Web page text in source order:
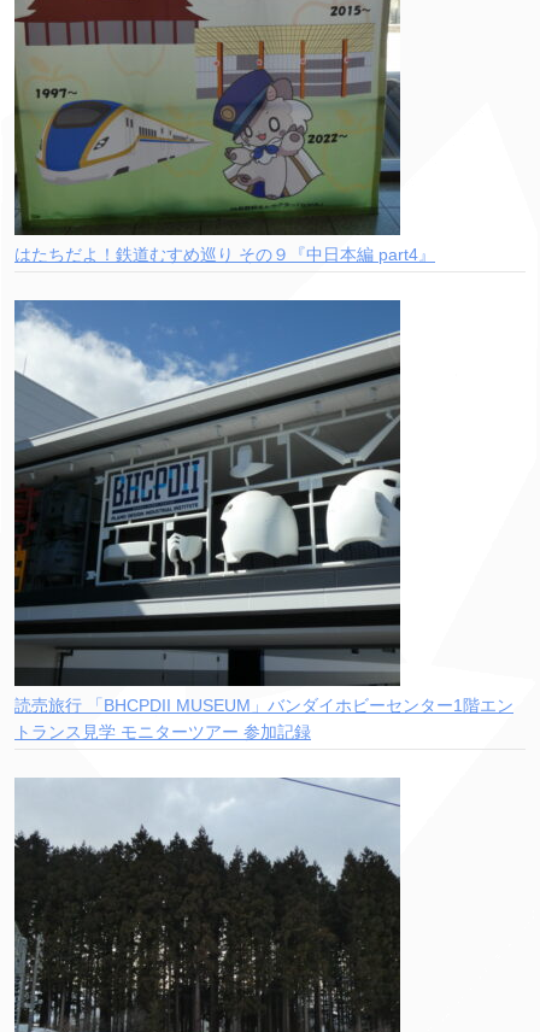
はたちだよ！鉄道むすめ巡り その９『中日本編 part4』
読売旅行 「BHCPDII MUSEUM」バンダイホビーセンター1階エン
トランス見学 モニターツアー 参加記録